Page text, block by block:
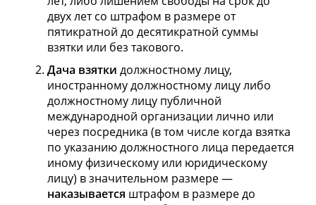
двух лет со штрафом в размере от
пятикратной до десятикратной суммы
взятки или без такового.
Дача взятки должностному лицу,
иностранному должностному лицу либо
должностному лицу публичной
международной организации лично или
через посредника (в том числе когда взятка
по указанию должностного лица передается
иному физическому или юридическому
лицу) в значительном размере —
наказывается штрафом в размере до